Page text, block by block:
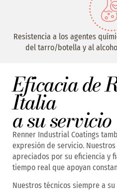
Resistencia a los agentes
del tarro/botella y al
Eficacia de
Italia
a su servicio
Renner Industrial Coatings
expresión de servicio.
apreciados por su eficiencia y
tiempo real que apoyan
Nuestros técnicos siempre a